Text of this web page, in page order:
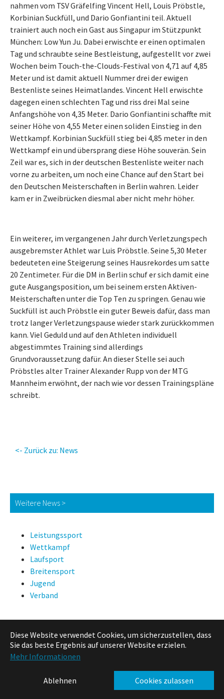
Diese Website verwendet Cookies, um sicherzustellen, dass
Sie das beste Ergebnis auf unserer Website erzielen.
Mehr Informationen
Ablehnen Cookies zulassen
nahmen vom TSV Gräfelfing Vincent Hell, Louis Pröbstle,
Korbinian Suckfüll, und Dario Gonfiantini teil. Aktuell
trainiert auch noch ein Gast aus Singapur im Stützpunkt
München: Low Yun Ju. Dabei erwischte er einen optimalen
Tag und schraubte seine Bestleistung, aufgestellt vor zwei
Wochen beim Touch-the-Clouds-Festival von 4,71 auf 4,85
Meter und ist damit aktuell Nummer drei der ewigen
Bestenliste seines Heimatlandes. Vincent Hell erwischte
dagegen einen schlechten Tag und riss drei Mal seine
Anfangshöhe von 4,35 Meter. Dario Gonfiantini schaffte mit
seiner Höhe von 4,55 Meter einen soliden Einstieg in den
Wettkampf. Korbinian Suckfüll stieg bei 4,85 meter in den
Wettkampf ein und übersprang diese Höhe souverän. Sein
Zeil war es, sich in der deutschen Bestenliste weiter nach
vorne zu arbeiten, um noch eine Chance auf den Start bei
den Deutschen Meisterschaften in Berlin wahren. Leider
kam er in Zweibrücken diesmal aber nicht mehr höher.
Ein weiterer, im vergangenen Jahr durch Verletzungspech
ausgebremster Athlet war Luis Pröbstle. Seine 5,30 Meter
bedeuteten eine Steigerung seines Hausrekordes um satte
20 Zentimeter. Für die DM in Berlin schuf er sich damit eine
gute Ausgangsposition, um bei seinem ersten Aktiven-
Meisterschaften unter die Top Ten zu springen. Genau wie
Suckfüll ist auch Pröbstle ein guter Beweis dafür, dass man
trotz langer Verletzungspause wieder stark zurückkommen
kann. Viel Geduld und auf den Athleten individuell
abgestimmtes Training sind allerdings
Grundvoraussetzung dafür. An dieser Stelle sei auch
Pröbstles alter Trainer Alexander Rupp von der MTG
Mannheim erwöhnt, der nach wie vor dessen Trainingspläne
schreibt.
<- Zurück zu: News
Weitere News >
Leistungssport
Wettkampf
Laufsport
Breitensport
Jugend
Verband
News Suche